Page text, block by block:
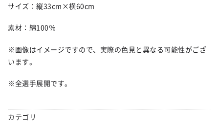
サイズ：縦33cm×横60cm
素材：綿100％
※画像はイメージですので、実際の色見と異なる可能性がござ
います。
※全選手展開です。
カテゴリ